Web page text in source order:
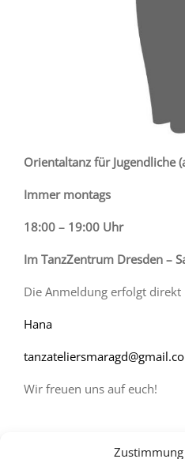
Orientaltanz für Jugendliche
Immer montags
18:00 – 19:00 Uhr
Im TanzZentrumDresden –
Die Anmeldung erfolgt direkt
Hana
Wir freuen uns auf euch!